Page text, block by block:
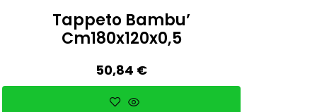
Tappeto Bambu’
Cm180x120x0,5
50,84 €